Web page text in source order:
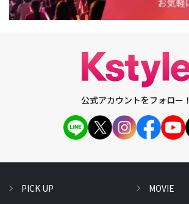
公式アカウントをフォロー！
PICK UP MOVIE